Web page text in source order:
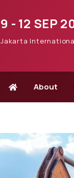
9 - 12 SEP
Jakarta
About